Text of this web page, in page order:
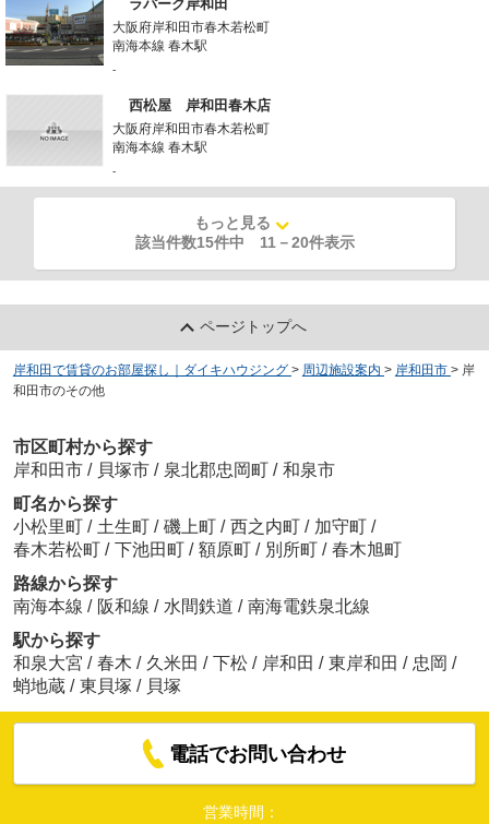
ラパーク岸和田
大阪府岸和田市春木若松町
南海本線 春木駅
-
西松屋 岸和田春木店
大阪府岸和田市春木若松町
南海本線 春木駅
-
もっと見る
該当件数15件中 11 －20件表示
ページトップへ
岸和田で賃貸のお部屋探し｜ダイキハウジング > 周辺施設案内 > 岸和田市 > 岸
和田市のその他
市区町村から探す
岸和田市 / 貝塚市 / 泉北郡忠岡町 / 和泉市
町名から探す
小松里町 / 土生町 / 磯上町 / 西之内町 / 加守町 /
春木若松町 / 下池田町 / 額原町 / 別所町 / 春木旭町
路線から探す
南海本線 / 阪和線 / 水間鉄道 / 南海電鉄泉北線
駅から探す
和泉大宮 / 春木 / 久米田 / 下松 / 岸和田 / 東岸和田 / 忠岡 /
蛸地蔵 / 東貝塚 / 貝塚
電話でお問い合わせ
営業時間：